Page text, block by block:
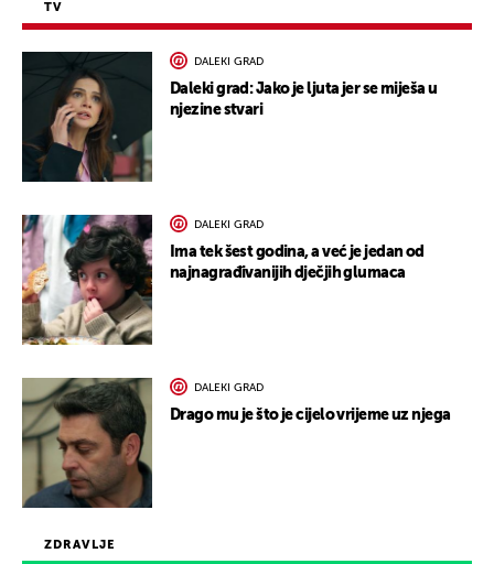
ZDRAVLJE
TV
DALEKI GRAD
Daleki grad: Jako je ljuta jer se miješa u
njezine stvari
DALEKI GRAD
Ima tek šest godina, a već je jedan od
najnagrađivanijih dječjih glumaca
DALEKI GRAD
Drago mu je što je cijelo vrijeme uz njega